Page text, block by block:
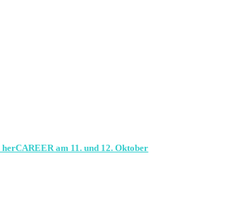
am 11. und 12. Oktober